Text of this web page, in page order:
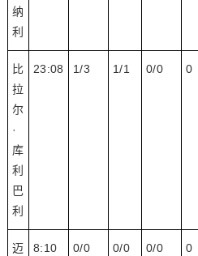
纳
利
比
拉
尔
·
库
利
巴
利
23:08 1/3 1/1 0/0 0
迈
8:10 0/0 0/0 0/0 0